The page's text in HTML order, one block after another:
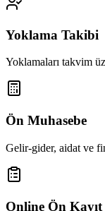
Yoklama Takibi
Yoklamaları takvim
Ön Muhasebe
Gelir-gider, aidat ve
Online Ön Kayıt